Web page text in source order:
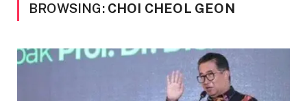
BROWSING: CHOI CHEOL GEON